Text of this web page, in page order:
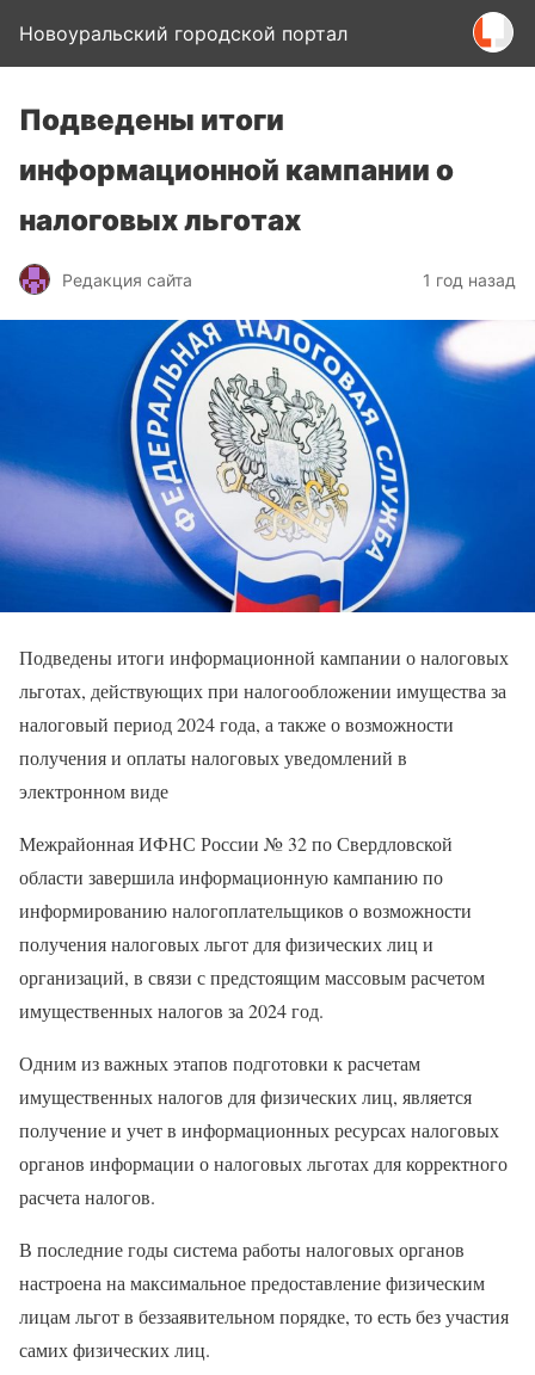
Новоуральский городской портал
Подведены итоги
информационной кампании о
налоговых льготах
Редакция сайта 1 год назад
Подведены итоги информационной кампании о налоговых
льготах, действующих при налогообложении имущества за
налоговый период 2024 года, а также о возможности
получения и оплаты налоговых уведомлений в
электронном виде
Межрайонная ИФНС России № 32 по Свердловской
области завершила информационную кампанию по
информированию налогоплательщиков о возможности
получения налоговых льгот для физических лиц и
организаций, в связи с предстоящим массовым расчетом
имущественных налогов за 2024 год.
Одним из важных этапов подготовки к расчетам
имущественных налогов для физических лиц, является
получение и учет в информационных ресурсах налоговых
органов информации о налоговых льготах для корректного
расчета налогов.
В последние годы система работы налоговых органов
настроена на максимальное предоставление физическим
лицам льгот в беззаявительном порядке, то есть без участия
самих физических лиц.